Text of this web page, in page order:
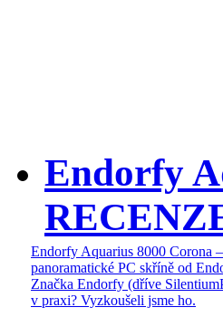
Endorfy
Endorfy Aquarius 8000 Corona
panoramatické PC skříně od
Značka Endorfy (dříve
v praxi? Vyzkoušeli jsme ho.